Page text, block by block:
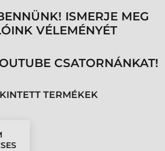
ISMERJE MEG
VÉLEMÉNYÉT
CSATORNÁNKAT!
TERMÉKEK